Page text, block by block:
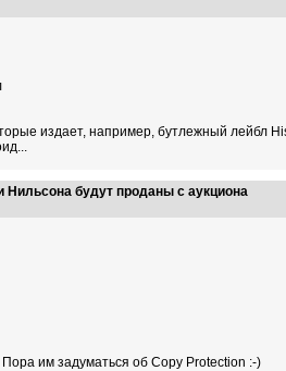
издает, например, бутлежный лейбл
будут проданы с аукциона
им задуматься об Copy Protection :-)